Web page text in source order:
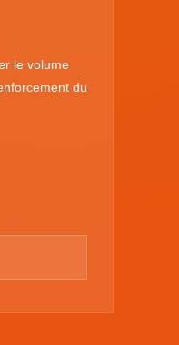
le volume
du